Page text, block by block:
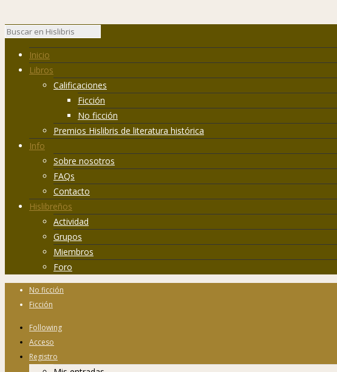
Inicio
Libros
Calificaciones
Ficción
No ficción
Premios Hislibris de literatura histórica
Info
Sobre nosotros
FAQs
Contacto
Hislibreños
Actividad
Grupos
Miembros
Foro
No ficción
Ficción
Following
Acceso
Registro